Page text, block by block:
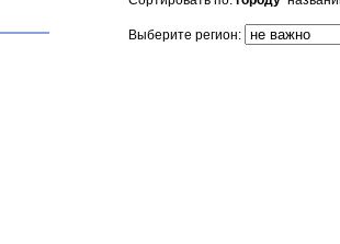
Выберите регион: